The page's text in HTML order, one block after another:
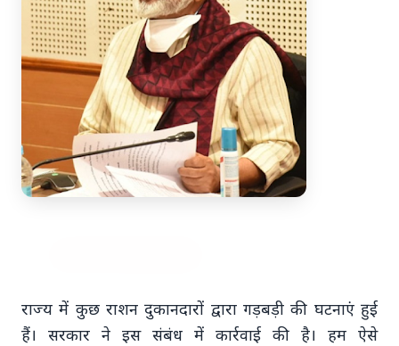
अंशुल कुंचा कौन थे? अमेरिका में
'फर्जी' पिज्जा ऑर्डर डिलीवर करते हुए
भारतीय युवक की गोली मारकर हत्या,
परिवार का आरोप - "ट्रैप था"
अमेरिका में 'फर्जी' पिज्जा ऑर्डर डिलीवर करते हुए
भारतीय युवक की गोली मारकर हत्या, परिवार का
आरोप - "ट्रैप था" एक चौंकान...
राज्य में कुछ राशन दुकानदारों द्वारा गड़बड़ी की घटनाएं हुई
हैं। सरकार ने इस संबंध में कार्रवाई की है। हम ऐसे